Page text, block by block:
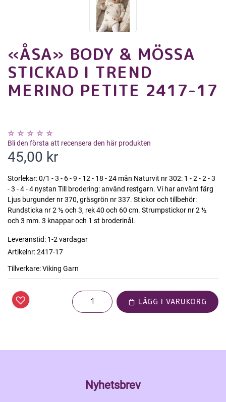
«ÅSA» BODY & MÖSSA
STICKAD I TREND
MERINO PETITE 2417-17
Bli den första att recensera den här produkten
45,00 kr
Storlekar: 0/1 - 3 - 6 - 9 - 12 - 18 - 24 mån Naturvit nr 302: 1 - 2 - 2 - 3
- 3 - 4 - 4 nystan Till brodering: använd restgarn. Vi har använt färg
Ljus burgunder nr 370, gräsgrön nr 337. Stickor och tillbehör:
Rundsticka nr 2 ½ och 3, rek 40 och 60 cm. Strumpstickor nr 2 ½
och 3 mm. 3 knappar och 1 st broderinål.
Leveranstid: 1-2 vardagar
Artikelnr:2417-17
Tillverkare:Viking Garn
LÄGG I VARUKORG
Nyhetsbrev